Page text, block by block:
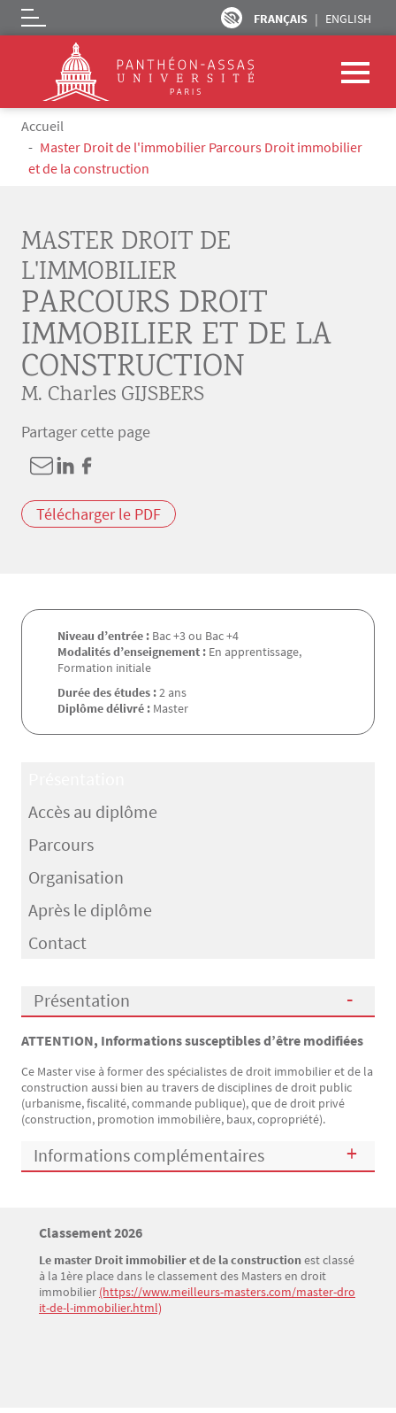
Aller au contenu principal
FRANÇAIS ENGLISH
Logo
Fil d'Ariane
Accueil
Master Droit de l'immobilier Parcours Droit immobilier
et de la construction
MASTER DROIT DE
L'IMMOBILIER
PARCOURS DROIT
IMMOBILIER ET DE LA
CONSTRUCTION
M. Charles GIJSBERS
Partager cette page
Télécharger le PDF
Niveau d’entrée : Bac +3 ou Bac +4
Modalités d’enseignement : En apprentissage,
Formation initiale
Durée des études :2 ans
Diplôme délivré : Master
Accès au diplôme
Parcours
Organisation
Après le diplôme
Contact
Présentation
Présentation
ATTENTION, Informations susceptibles d’être modifiées
Ce Master vise à former des spécialistes de droit immobilier et de la
construction aussi bien au travers de disciplines de droit public
(urbanisme, fiscalité, commande publique), que de droit privé
(construction, promotion immobilière, baux, copropriété).
Informations complémentaires
Bloc(s) libre(s)
Titre
Classement 2026
Texte
Le master Droit immobilier et de la construction est classé
à la 1ère place dans le classement des Masters en droit
immobilier (https://www.meilleurs-masters.com/master-dro
it-de-l-immobilier.html)